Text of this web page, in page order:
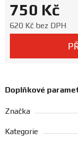
750 Kč
620 Kč bez DPH
Doplňkové
Značka
Kategorie